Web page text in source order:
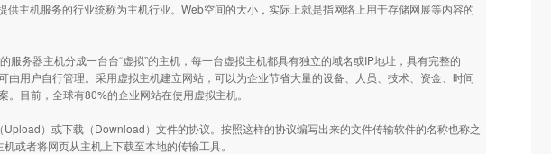
主机服务的行业统称为主机行业。Web空间的大小，实际上就是指网络上用于存储网展等内容的
务器主机分成一台台“虚拟”的主机，每一台虚拟主机都具有独立的域名或IP地址，具有完整的
用户自行管理。采用虚拟主机建立网站，可以为企业节省大量的设备、人员、技术、资金、时间
目前，全球有80%的企业网站在使用虚拟主机。
）或下载（Download）文件的协议。按照这样的协议编写出来的文件传输软件的名称也称之
或者将网页从主机上下载至本地的传输工具。